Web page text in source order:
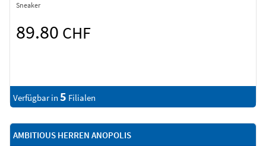
Sneaker
89.80 CHF
Verfügbar in 5 Filialen
AMBITIOUS HERREN ANOPOLIS